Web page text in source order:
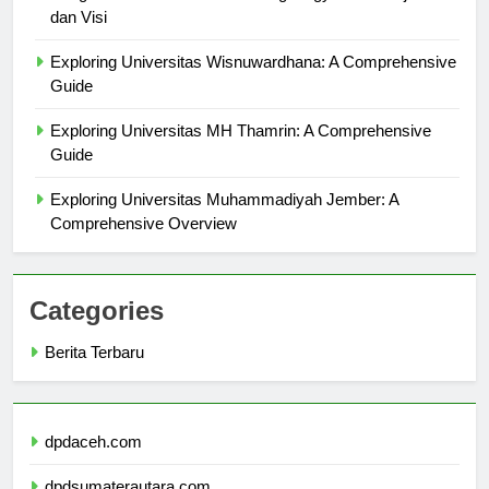
Pengenalan Universitas Teknologi Yogyakarta: Sejarah
Exploring Universitas Wisnuwardhana: A Comprehensive
Exploring Universitas MH Thamrin: A Comprehensive
Exploring Universitas Muhammadiyah Jember: A
Categories